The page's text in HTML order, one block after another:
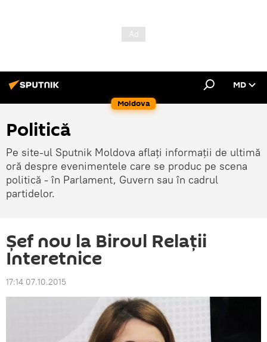
Moldova
MD
Politică
Pe site-ul Sputnik Moldova aflați informații de ultimă
oră despre evenimentele care se produc pe scena
politică - în Parlament, Guvern sau în cadrul
partidelor.
Şef nou la Biroul Relaţii
Interetnice
17:14 07.10.2015